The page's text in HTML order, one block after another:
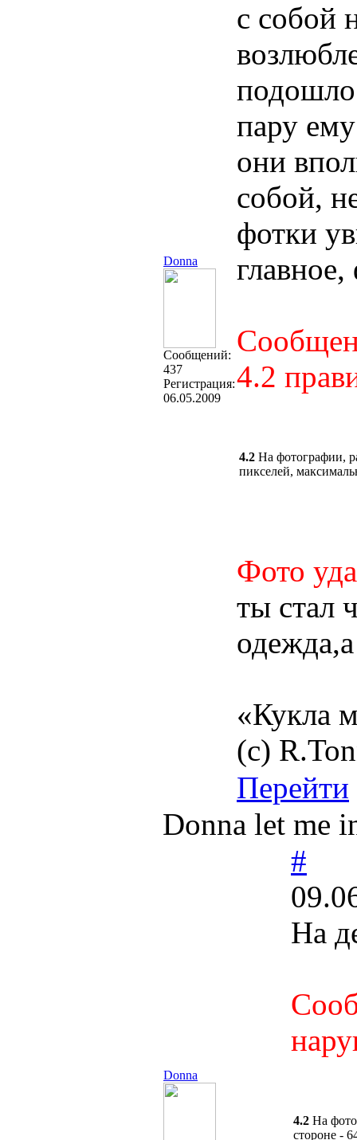
Donna
Cообщений:
437
Регистрация:
06.05.2009
с собой
подошло
пару
они
собой,
фотки
4.2
4.2 На фотографии,
пикселей,
Фото
ты стал
«Кукла
(с)
Перейти
Donna let me
Donna
#
На
4.2 На
стороне -